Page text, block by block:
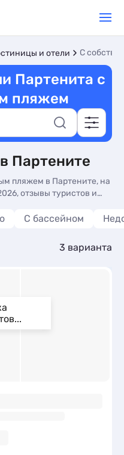
и отели С
Партенита с
пляжем
Партените
пляжем в Партените, на
отзывы туристов и
от 3500 руб,
С бассейном
3 варианта